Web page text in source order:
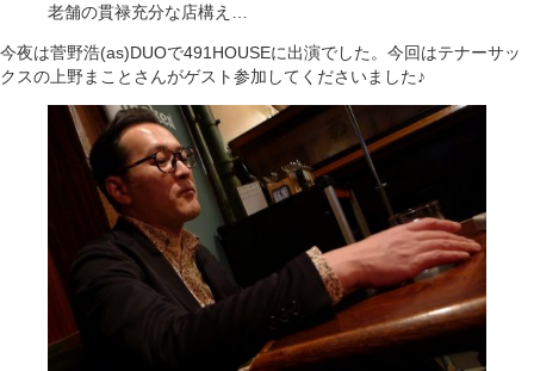
老舗の貫禄充分な店構え…
今夜は菅野浩(as)DUOで491HOUSEに出演でした。今回はテナーサッ
クスの上野まことさんがゲスト参加してくださいました♪